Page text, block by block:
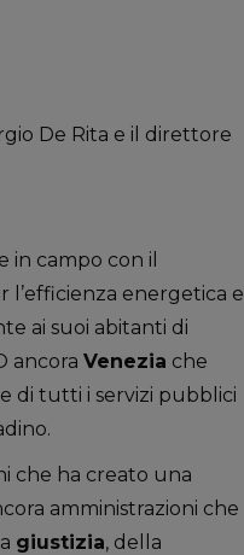
De Rita e il direttore
in campo con il
energetica e
ai suoi abitanti di
ancora Venezia che
di tutti i servizi pubblici
che ha creato una
amministrazioni che
giustizia, della